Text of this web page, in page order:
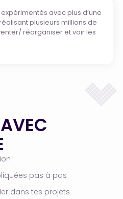
avec plus d’une
plusieurs millions de
réorganiser et voir les
pas à pas
dans tes projets